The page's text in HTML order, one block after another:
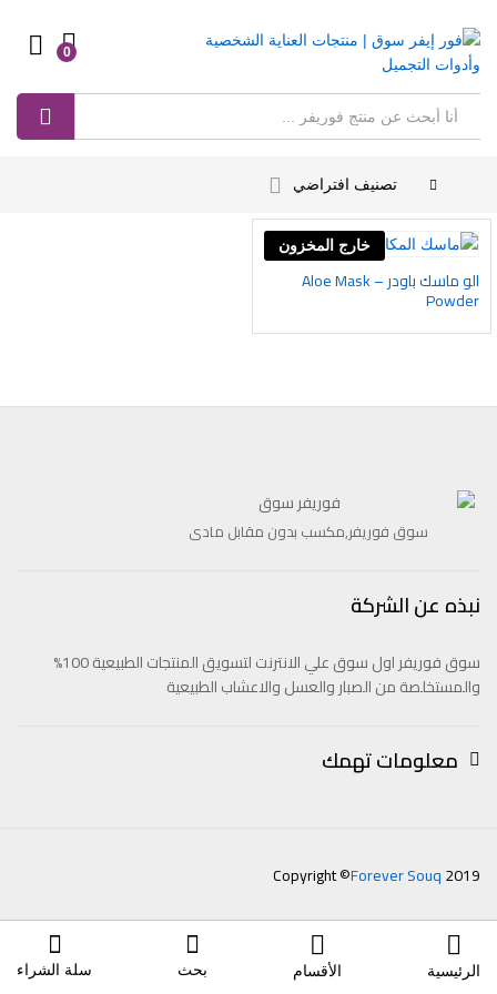
0
تصنيف افتراضي
خارج المخزون
أضف
الو ماسك باودر – Aloe Mask
Powder
سوق فوريفر,مكسب بدون مقابل مادى
نبذه عن الشركة
سوق فوريفر اول سوق علي الانترنت لتسويق المنتجات الطبيعية 100%
والمستخلصة من الصبار والعسل والاعشاب الطبيعية
معلومات تهمك
Copyright ©Forever Souq2019
الرئيسية الأقسام بحث سلة الشراء